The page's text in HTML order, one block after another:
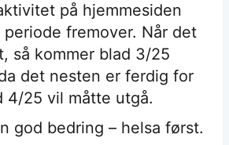
på hjemmesiden
periode fremover. Når det
så kommer blad 3/25
det nesten er ferdig for
4/25 vil måtte utgå.
god bedring – helsa først.